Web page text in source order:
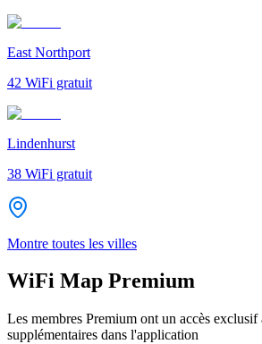
East Northport
42 WiFi gratuit
Lindenhurst
38 WiFi gratuit
Montre toutes les villes
WiFi Map Premium
Les membres Premium ont un accès
supplémentaires dans l'application